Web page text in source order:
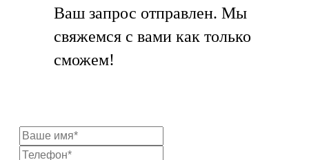
Ваш запрос отправлен. Мы
свяжемся с вами как только
сможем!